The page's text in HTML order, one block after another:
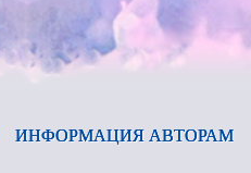
ИНФОРМАЦИЯ АВТОРАМ